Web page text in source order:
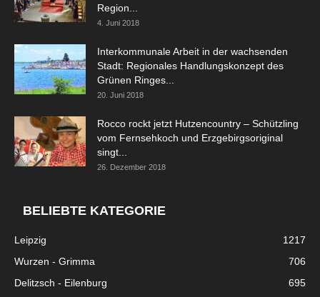
Region...
4. Juni 2018
Interkommunale Arbeit in der wachsenden
Stadt: Regionales Handlungskonzept des
Grünen Ringes...
20. Juni 2018
Rocco rockt jetzt Hutzencountry – Schützling
vom Fernsehkoch und Erzgebirgsoriginal
singt...
26. Dezember 2018
BELIEBTE KATEGORIE
Leipzig
1217
Wurzen - Grimma
706
Delitzsch - Eilenburg
695